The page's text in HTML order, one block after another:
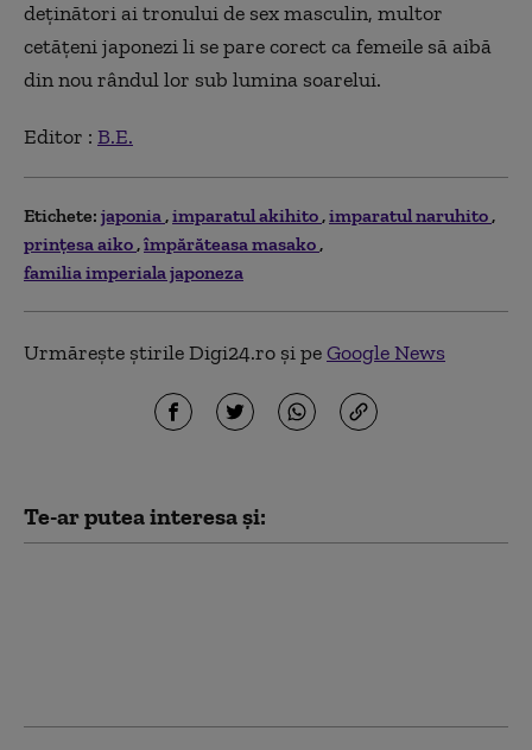
deținători ai tronului de sex masculin, multor
cetățeni japonezi li se pare corect ca femeile să aibă
din nou rândul lor sub lumina soarelui.
Editor : B.E.
Etichete: japonia imparatul akihito imparatul naruhito
prințesa aiko împărăteasa masako
familia imperiala japoneza
Urmărește știrile Digi24.ro și peGoogle News
Te-ar putea interesa și: